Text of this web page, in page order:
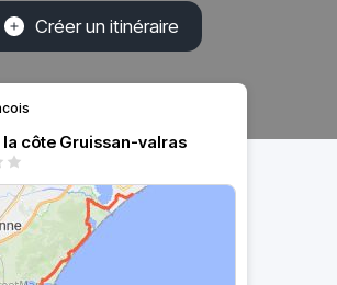
Créer un itinéraire
la côte Gruissan-valras